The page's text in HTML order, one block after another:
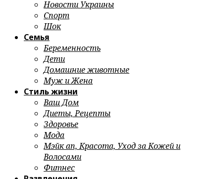
Новости Украины
Спорт
Шок
Семья
Беременность
Дети
Домашние животные
Муж и Жена
Стиль жизни
Ваш Дом
Диеты, Рецепты
Здоровье
Мода
Мэйк ап, Красота, Уход за Кожей и
Волосами
Фитнес